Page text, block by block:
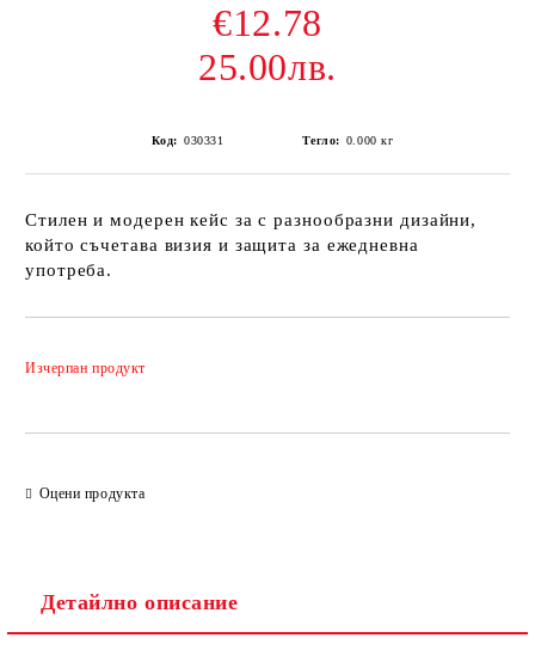
€12.78
25.00лв.
Код: 030331 Тегло: 0.000 кг
Стилен и модерен кейс за с разнообразни дизайни,
който съчетава визия и защита за ежедневна
употреба.
Изчерпан продукт
Оцени продукта
Детайлно описание